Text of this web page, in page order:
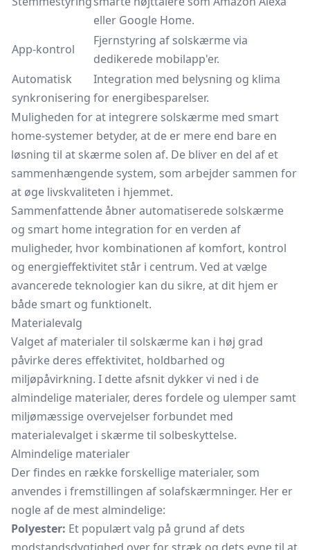
eller Google Home.
App-kontrol
Fjernstyring af solskærme via
dedikerede mobilapp'er.
Automatisk
synkronisering
Integration med belysning og klima
for energibesparelser.
Muligheden for at integrere solskærme med smart
home-systemer betyder, at de er mere end bare en
løsning til at skærme solen af. De bliver en del af et
sammenhængende system, som arbejder sammen for
at øge livskvaliteten i hjemmet.
Sammenfattende åbner automatiserede solskærme
og smart home integration for en verden af
muligheder, hvor kombinationen af komfort, kontrol
og energieffektivitet står i centrum. Ved at vælge
avancerede teknologier kan du sikre, at dit hjem er
både smart og funktionelt.
Materialevalg
Valget af materialer til solskærme kan i høj grad
påvirke deres effektivitet, holdbarhed og
miljøpåvirkning. I dette afsnit dykker vi ned i de
almindelige materialer, deres fordele og ulemper samt
miljømæssige overvejelser forbundet med
materialevalget i skærme til solbeskyttelse.
Almindelige materialer
Der findes en række forskellige materialer, som
anvendes i fremstillingen af solafskærmninger. Her er
nogle af de mest almindelige:
Polyester: Et populært valg på grund af dets